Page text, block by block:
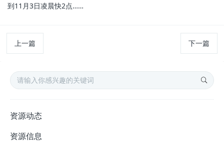
到11月3日凌晨快2点……
上一篇 下一篇
资源动态
资源信息